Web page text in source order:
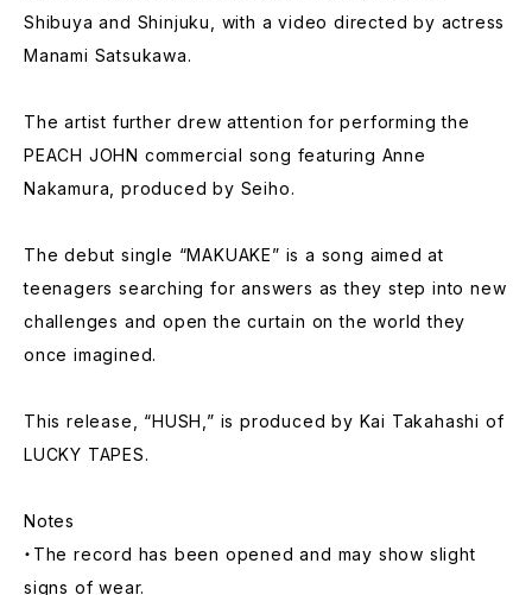
Shibuya and Shinjuku, with a video directed by actress
Manami Satsukawa.
The artist further drew attention for performing the
PEACH JOHN commercial song featuring Anne
Nakamura, produced by Seiho.
The debut single “MAKUAKE” is a song aimed at
teenagers searching for answers as they step into new
challenges and open the curtain on the world they
once imagined.
This release, “HUSH,” is produced by Kai Takahashi of
LUCKY TAPES.
Notes
・The record has been opened and may show slight
signs of wear.